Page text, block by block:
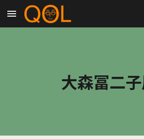
Skip to main content
大森冨二